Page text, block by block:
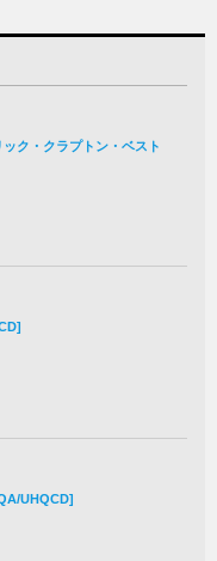
ク・クラプトン・ベスト
UHQCD]